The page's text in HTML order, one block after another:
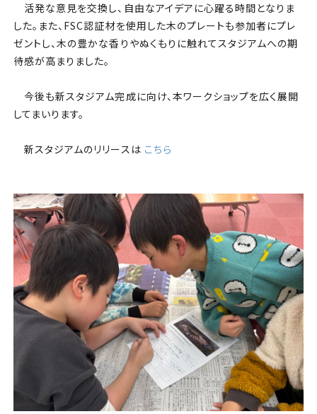
活発な意見を交換し、自由なアイデアに心躍る時間となりま
した。また、FSC認証材を使用した木のプレートも参加者にプレ
ゼントし、木の豊かな香りやぬくもりに触れてスタジアムへの期
待感が高まりました。
今後も新スタジアム完成に向け、本ワークショップを広く展開
してまいります。
新スタジアムのリリースは こちら